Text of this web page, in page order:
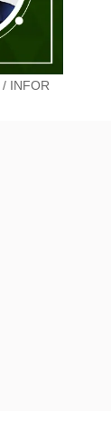
/ INFOR